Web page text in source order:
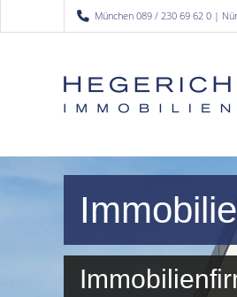
München 089 / 230 69 62 0 |